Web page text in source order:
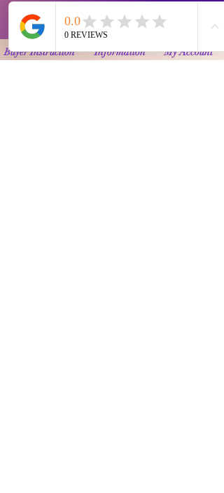
Buyer Instruction Information My Account